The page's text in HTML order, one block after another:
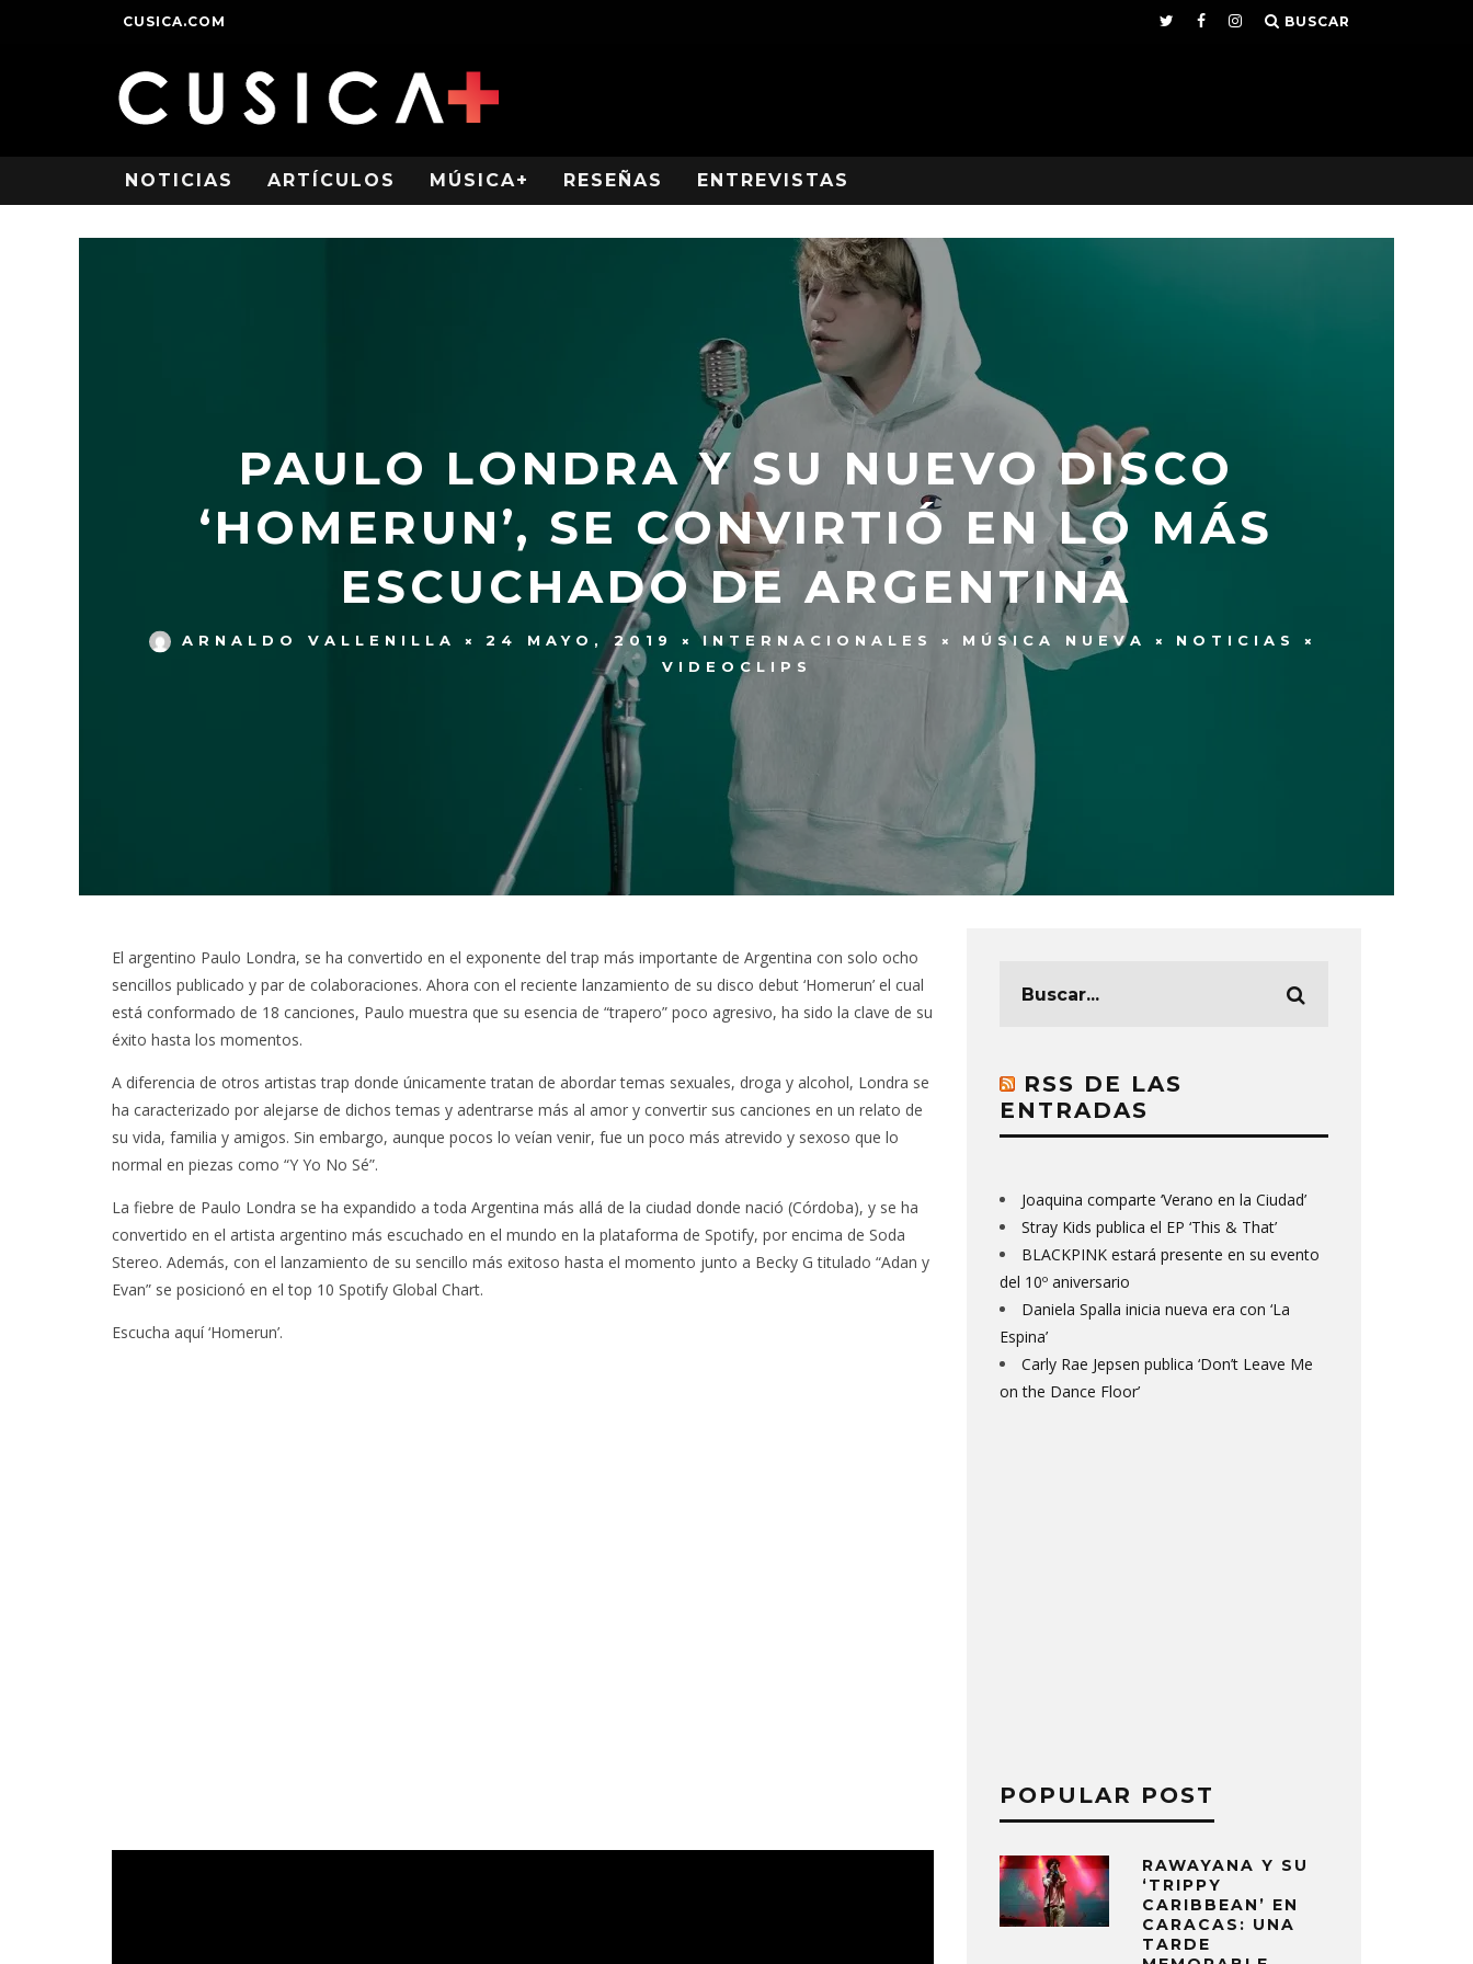
CUSICA.COM BUSCAR
NOTICIAS ARTÍCULOS MÚSICA+ RESEÑAS ENTREVISTAS
PAULO LONDRA Y SU NUEVO DISCO
‘HOMERUN’, SE CONVIRTIÓ EN LO MÁS
ESCUCHADO DE ARGENTINA
ARNALDO VALLENILLA 24 MAYO, 2019 INTERNACIONALES MÚSICA NUEVA
NOTICIAS
VIDEOCLIPS
El argentino Paulo Londra, se ha convertido en el exponente del trap más importante de Argentina con solo ocho
sencillos publicado y par de colaboraciones. Ahora con el reciente lanzamiento de su disco debut ‘Homerun’ el cual
está conformado de 18 canciones, Paulo muestra que su esencia de “trapero” poco agresivo, ha sido la clave de su
éxito hasta los momentos.
A diferencia de otros artistas trap donde únicamente tratan de abordar temas sexuales, droga y alcohol, Londra se
ha caracterizado por alejarse de dichos temas y adentrarse más al amor y convertir sus canciones en un relato de
su vida, familia y amigos. Sin embargo, aunque pocos lo veían venir, fue un poco más atrevido y sexoso que lo
normal en piezas como “Y Yo No Sé”.
La fiebre de Paulo Londra se ha expandido a toda Argentina más allá de la ciudad donde nació (Córdoba), y se ha
convertido en el artista argentino más escuchado en el mundo en la plataforma de Spotify, por encima de Soda
Stereo. Además, con el lanzamiento de su sencillo más exitoso hasta el momento junto a Becky G titulado “Adan y
Evan” se posicionó en el top 10 Spotify Global Chart.
Escucha aquí ‘Homerun’.
RSS DE LAS
ENTRADAS
Joaquina comparte ‘Verano en la Ciudad’
Stray Kids publica el EP ‘This & That’
BLACKPINK estará presente en su evento
del 10º aniversario
Daniela Spalla inicia nueva era con ‘La
Espina’
Carly Rae Jepsen publica ‘Don’t Leave Me
on the Dance Floor’
POPULAR POST
RAWAYANA Y SU
‘TRIPPY
CARIBBEAN’ EN
CARACAS: UNA
TARDE